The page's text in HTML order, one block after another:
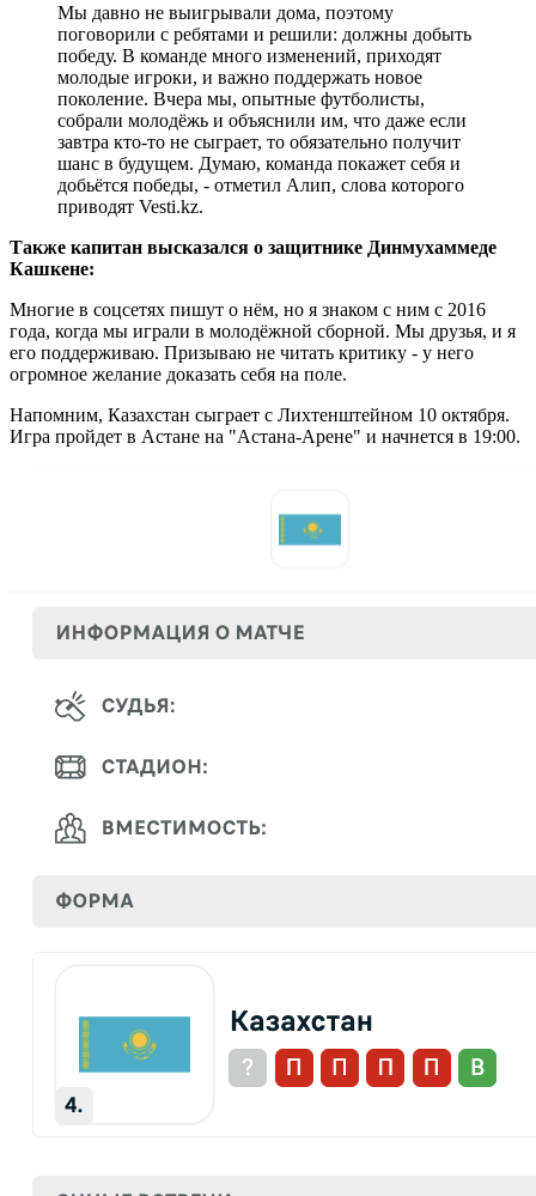
Мы давно не выигрывали дома, поэтому
поговорили с ребятами и решили: должны добыть
победу. В команде много изменений, приходят
молодые игроки, и важно поддержать новое
поколение. Вчера мы, опытные футболисты,
собрали молодёжь и объяснили им, что даже если
завтра кто-то не сыграет, то обязательно получит
шанс в будущем. Думаю, команда покажет себя и
добьётся победы, - отметил Алип, слова которого
приводят Vesti.kz.
Также капитан высказался о защитнике Динмухаммеде
Кашкене:
Многие в соцсетях пишут о нём, но я знаком с ним с 2016
года, когда мы играли в молодёжной сборной. Мы друзья, и я
его поддерживаю. Призываю не читать критику - у него
огромное желание доказать себя на поле.
Напомним, Казахстан сыграет с Лихтенштейном 10 октября.
Игра пройдет в Астане на "Астана-Арене" и начнется в 19:00.